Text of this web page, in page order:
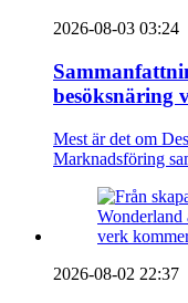
2026-08-03 03:24
besöksnäring
Mest är det om
Marknadsföring
2026-08-02 22:37